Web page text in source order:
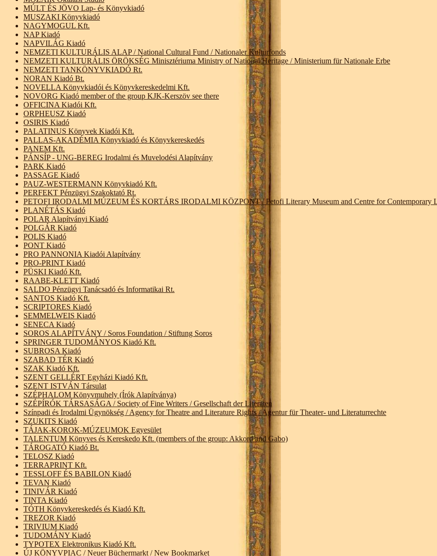
MÚLT ÉS JÖVO Lap- és Könyvkiadó
MUSZAKI Könyvkiadó
NAGYMOGUL Kft.
NAP Kiadó
NAPVILÁG Kiadó
NEMZETI KULTURÁLIS ALAP / National Cultural Fund / Nationaler Kulturfonds
NEMZETI KULTURÁLIS ÖRÖKSÉG Minisztériuma Ministry of National Heritage / Ministerium für Nationale Erbe
NEMZETI TANKÖNYVKIADÓ Rt.
NORAN Kiadó Bt.
NOVELLA Könyvkiadói és Könyvkereskedelmi Kft.
NOVORG Kiadó member of the group KJK-Kerszöv see there
OFFICINA Kiadói Kft.
ORPHEUSZ Kiadó
OSIRIS Kiadó
PALATINUS Könyvek Kiadói Kft.
PALLAS-AKADÉMIA Könyvkiadó és Könyvkereskedés
PANEM Kft.
PÁNSÍP - UNG-BEREG Irodalmi és Muvelodési Alapítvány
PARK Kiadó
PASSAGE Kiadó
PAUZ-WESTERMANN Könyvkiadó Kft.
PERFEKT Pénzügyi Szakoktató Rt.
PETOFI IRODALMI MÚZEUM ÉS KORTÁRS IRODALMI KÖZPONT / Petofi Literary Museum and Centre for Contemporary
PLANÉTÁS Kiadó
POLAR Alapítványi Kiadó
POLGÁR Kiadó
POLIS Kiadó
PONT Kiadó
PRO PANNONIA Kiadói Alapítvány
PRO-PRINT Kiadó
PÜSKI Kiadó Kft.
RAABE-KLETT Kiadó
SALDO Pénzügyi Tanácsadó és Informatikai Rt.
SANTOS Kiadó Kft.
SCRIPTORES Kiadó
SEMMELWEIS Kiadó
SENECA Kiadó
SOROS ALAPÍTVÁNY / Soros Foundation / Stiftung Soros
SPRINGER TUDOMÁNYOS Kiadó Kft.
SUBROSA Kiadó
SZABAD TÉR Kiadó
SZAK Kiadó Kft.
SZENT GELLÉRT Egyházi Kiadó Kft.
SZENT ISTVÁN Társulat
SZÉPHALOM Könyvmuhely (Írók Alapítványa)
SZÉPÍRÓK TÁRSASÁGA / Society of Fine Writers / Gesellschaft der Literaten
Színpadi és Irodalmi Ügynökség / Agency for Theatre and Literature Rights / Agentur für Theater- und Literaturrechte
SZUKITS Kiadó
TÁJAK-KOROK-MÚZEUMOK Egyesület
TALENTUM Könyves és Kereskedo Kft. (members of the group: Akkord and Gabo)
TÁROGATÓ Kiadó Bt.
TELOSZ Kiadó
TERRAPRINT Kft.
TESSLOFF ÉS BABILON Kiadó
TEVAN Kiadó
TINIVÁR Kiadó
TINTA Kiadó
TÓTH Könyvkereskedés és Kiadó Kft.
TREZOR Kiadó
TRIVIUM Kiadó
TUDOMÁNY Kiadó
TYPOTEX Elektronikus Kiadó Kft.
ÚJ KÖNYVPIAC / Neuer Büchermarkt / New Bookmarket